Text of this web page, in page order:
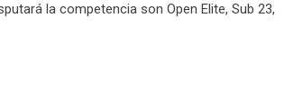
la competencia son Open Elite, Sub 23,